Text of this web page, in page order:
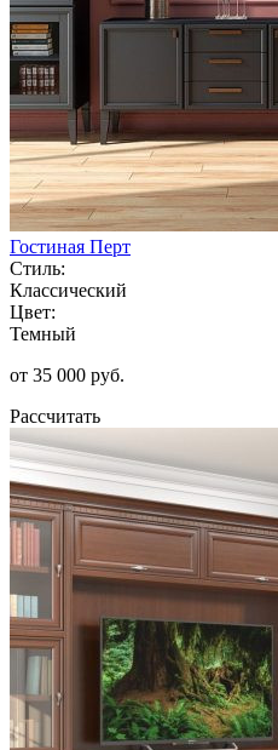
Гостиная Перт
Стиль:
Классический
Цвет:
Темный
от 35 000 руб.
Рассчитать